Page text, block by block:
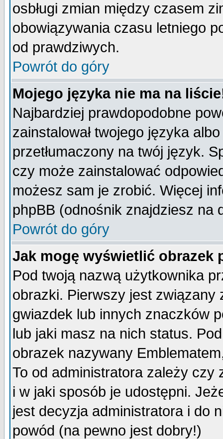
osbługi zmian między czasem
obowiązywania czasu letniego
od prawdziwych.
Powrót do góry
Mojego języka nie ma na
Najbardziej prawdopodobne
zainstalował twojego języka
przetłumaczony na twój język.
czy może zainstalować
możesz sam je zrobić. Więcej
phpBB (odnośnik znajdziesz na
Powrót do góry
Jak mogę wyświetlić obrazek
Pod twoją nazwą użytkownika
obrazki. Pierwszy jest
gwiazdek lub innych znaczków
lub jaki masz na nich status.
obrazek nazywany
To od administratora zależy czy
i w jaki sposób je udostępni.
jest decyzja administratora i do
powód (na pewno jest dobry!)